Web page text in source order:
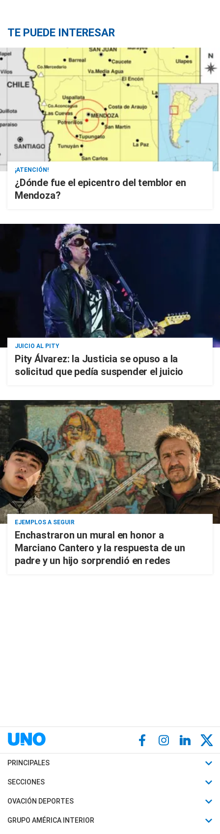
TE PUEDE INTERESAR
¡ATENCIÓN!
¿Dónde fue el epicentro del temblor en
Mendoza?
JUICIO AL PITY
Pity Álvarez: la Justicia se opuso a la
solicitud que pedía suspender el juicio
EJEMPLOS A SEGUIR
Enchastraron un mural en honor a
Marciano Cantero y la respuesta de un
padre y un hijo sorprendió en redes
PRINCIPALES
Últimas Noticias
Política
SECCIONES
Horóscopo
Motores
OVACIÓN DEPORTES
Fútbol
GRUPO AMÉRICA INTERIOR